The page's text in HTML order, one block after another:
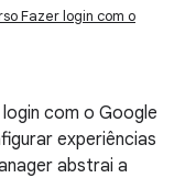
Fazer login com o
com o Google
experiências
abstrai a